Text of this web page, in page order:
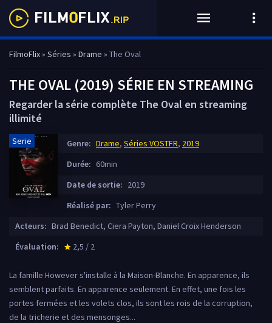
FilmoFlix» Séries » Drame » The Oval
THE OVAL (2019) SÉRIE EN STREAMING
Regarder la série complète The Oval en streaming
illimité
Serie Genre: Drame, Séries VOSTFR, 2019
Durée: 60min
Date de sortie: 2019
Réalisé par: Tyler Perry
Acteurs: Brad Benedict, Ciera Payton, Daniel Croix Henderson
Évaluation:
star_rate
2,5 / 2
La famille However s'installe à la Maison-Blanche. En apparence, ils
semblent parfaits. En apparence seulement. En effet, une fois les
portes fermées et les volets clos, ils sont les rois de la corruption,
de la tricherie et des mensonges...